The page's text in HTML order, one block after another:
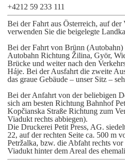
+4212 59 233 111
Bei der Fahrt aus Österreich, auf der
verwenden Sie die beigelegte
Bei der Fahrt von Brünn (Autobahn)
Autobahn Richtung Žilina, Györ,
Brücke und weiter nach den
Háje. Bei der Ausfahrt die zweite
das graue Gebäude – unser Sitz –
Bei der Anfahrt von der beliebigen
sich am besten Richtung Bahnhof
Kopčianska Straße Richtung zum
Viadukt rechts abbiegen).
Die Druckerei Petit Press, AG.
22, auf der rechten Seite ca. 500 m
Petržalka, bzw. die Abfaht rechts
Viadukt hinter dem Areal des